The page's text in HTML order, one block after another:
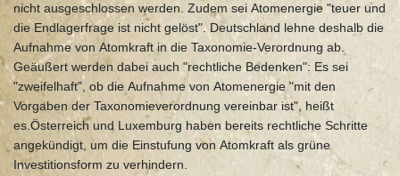
nicht ausgeschlossen werden. Zudem sei Atomenergie "teuer und
die Endlagerfrage ist nicht gelöst". Deutschland lehne deshalb die
Aufnahme von Atomkraft in die Taxonomie-Verordnung ab.
Geäußert werden dabei auch "rechtliche Bedenken": Es sei
"zweifelhaft", ob die Aufnahme von Atomenergie "mit den
Vorgaben der Taxonomieverordnung vereinbar ist", heißt
es.Österreich und Luxemburg haben bereits rechtliche Schritte
angekündigt, um die Einstufung von Atomkraft als grüne
Investitionsform zu verhindern.